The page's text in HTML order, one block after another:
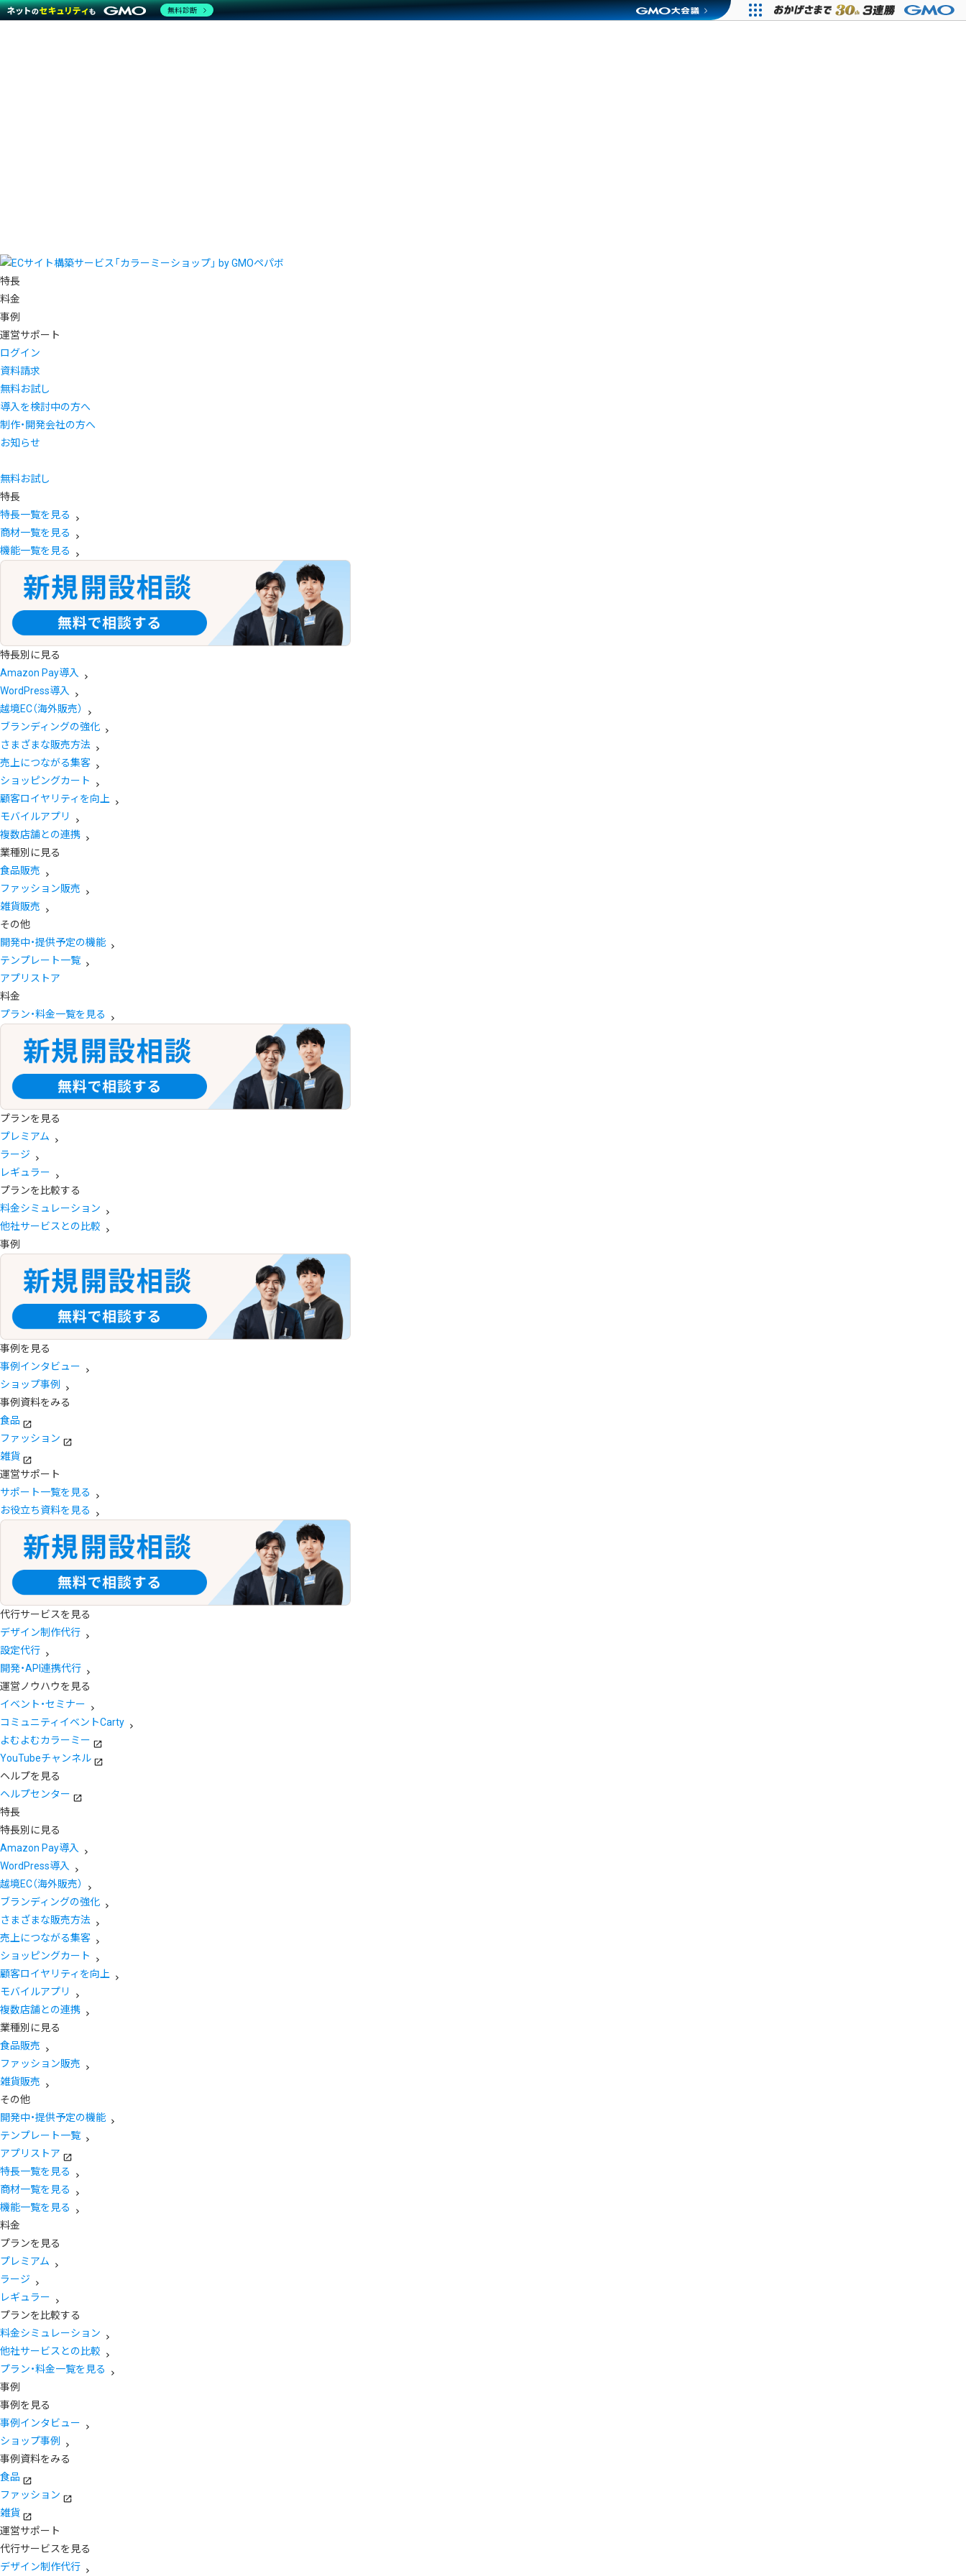
特長
料金
事例
運営サポート
ログイン
資料請求
無料お試し
導入を検討中の方へ
制作・開発会社の方へ
お知らせ
無料お試し
特長
特長一覧を見る
商材一覧を見る
機能一覧を見る
特長別に見る
Amazon Pay導入
WordPress導入
越境EC（海外販売）
ブランディングの強化
さまざまな販売方法
売上につながる集客
ショッピングカート
顧客ロイヤリティを向上
モバイルアプリ
複数店舗との連携
業種別に見る
食品販売
ファッション販売
雑貨販売
その他
開発中・提供予定の機能
テンプレート一覧
アプリストア
料金
プラン・料金一覧を見る
プランを見る
プレミアム
ラージ
レギュラー
プランを比較する
料金シミュレーション
他社サービスとの比較
事例
事例を見る
事例インタビュー
ショップ事例
事例資料をみる
食品
ファッション
雑貨
運営サポート
サポート一覧を見る
お役立ち資料を見る
代行サービスを見る
デザイン制作代行
設定代行
開発・API連携代行
運営ノウハウを見る
イベント・セミナー
コミュニティイベントCarty
よむよむカラーミー
YouTubeチャンネル
ヘルプを見る
ヘルプセンター
特長
特長別に見る
Amazon Pay導入
WordPress導入
越境EC（海外販売）
ブランディングの強化
さまざまな販売方法
売上につながる集客
ショッピングカート
顧客ロイヤリティを向上
モバイルアプリ
複数店舗との連携
業種別に見る
食品販売
ファッション販売
雑貨販売
その他
開発中・提供予定の機能
テンプレート一覧
アプリストア
特長一覧を見る
商材一覧を見る
機能一覧を見る
料金
プランを見る
プレミアム
ラージ
レギュラー
プランを比較する
料金シミュレーション
他社サービスとの比較
プラン・料金一覧を見る
事例
事例を見る
事例インタビュー
ショップ事例
事例資料をみる
食品
ファッション
雑貨
運営サポート
代行サービスを見る
デザイン制作代行
無料診断